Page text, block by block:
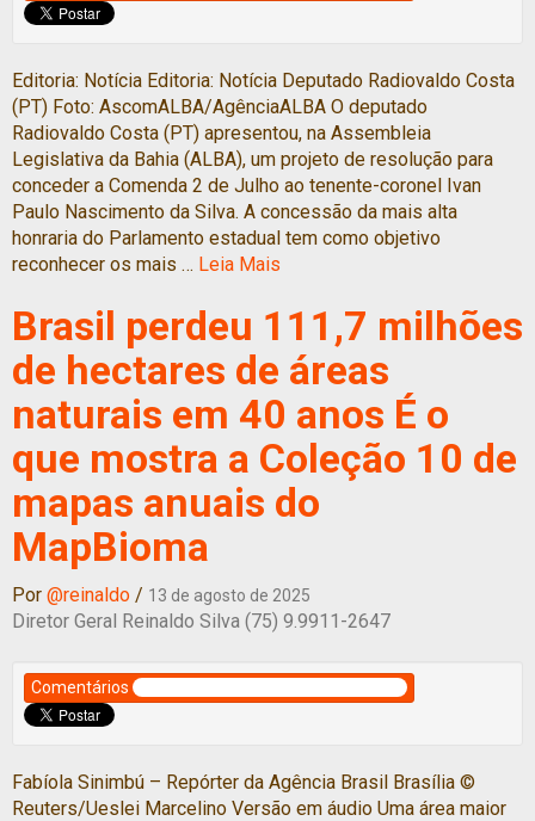
Editoria: Notícia Editoria: Notícia Deputado Radiovaldo Costa
(PT) Foto: AscomALBA/AgênciaALBA O deputado
Radiovaldo Costa (PT) apresentou, na Assembleia
Legislativa da Bahia (ALBA), um projeto de resolução para
conceder a Comenda 2 de Julho ao tenente-coronel Ivan
Paulo Nascimento da Silva. A concessão da mais alta
honraria do Parlamento estadual tem como objetivo
reconhecer os mais … Leia Mais
Brasil perdeu 111,7 milhões
de hectares de áreas
naturais em 40 anos É o
que mostra a Coleção 10 de
mapas anuais do
MapBioma
Por @reinaldo / 13 de agosto de 2025
Diretor Geral Reinaldo Silva (75) 9.9911-2647
Comentários
Fabíola Sinimbú – Repórter da Agência Brasil Brasília ©
Reuters/Ueslei Marcelino Versão em áudio Uma área maior